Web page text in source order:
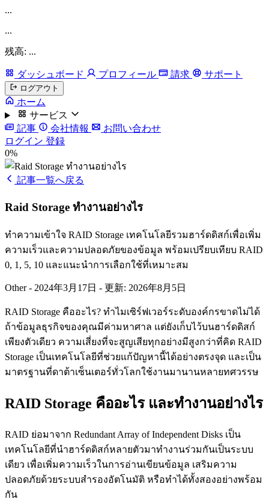
...
...
残高: ...
ダッシュボード プロフィール 請求 サポート
ログアウト
ホーム
サービス
記事
会社情報
お問い合わせ
ログイン 登録
0%
記事一覧へ戻る
Raid Storage ทำงานอย่างไร
ทำความเข้าใจ RAID Storage เทคโนโลยีรวมฮาร์ดดิสก์เพื่อเพิ่ม
ความเร็วและความปลอดภัยของข้อมูล พร้อมเปรียบเทียบ RAID
0, 1, 5, 10 และแนะนำการเลือกใช้ที่เหมาะสม
Other- 2024年3月17日 - 更新: 2026年8月5日
RAID Storage คืออะไร? ทำไมเซิร์ฟเวอร์ระดับองค์กรขาดไม่ได้
ถ้าข้อมูลธุรกิจของคุณมีค่ามหาศาล แต่ยังเก็บไว้บนฮาร์ดดิสก์
เพียงตัวเดียว ความเสี่ยงที่จะสูญเสียทุกอย่างมีสูงกว่าที่คิด RAID
Storage เป็นเทคโนโลยีที่ช่วยแก้ปัญหานี้ได้อย่างตรงจุด และเป็น
มาตรฐานที่ดาต้าเซ็นเตอร์ทั่วโลกใช้งานมานานหลายทศวรรษ
RAID Storage คืออะไร และทำงานอย่างไร
RAID ย่อมาจาก Redundant Array of Independent Disks เป็น
เทคโนโลยีที่นำฮาร์ดดิสก์หลายตัวมาทำงานร่วมกันเป็นระบบ
เดียว เพื่อเพิ่มความเร็วในการอ่านเขียนข้อมูล เสริมความ
ปลอดภัยด้วยระบบสำรองอัตโนมัติ หรือทำได้ทั้งสองอย่างพร้อม
กัน